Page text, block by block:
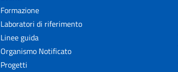
Formazione
Laboratori di riferimento
Linee guida
Organismo Notificato
Progetti